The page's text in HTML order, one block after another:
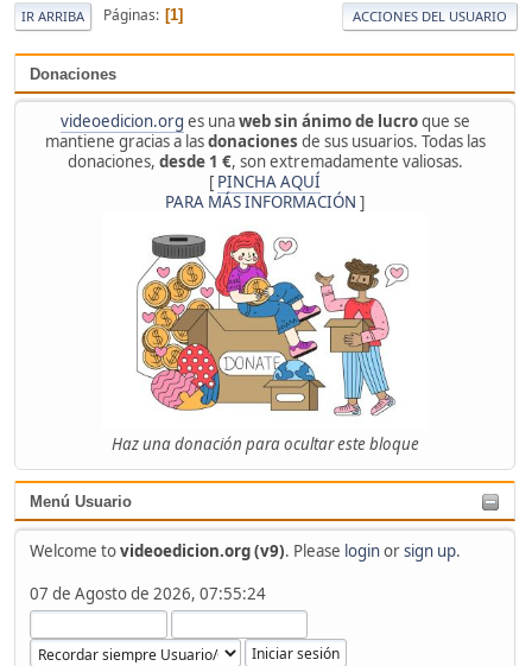
Donaciones
videoedicion.org es unaweb sin ánimo de lucroque se
mantiene gracias a lasdonaciones de sus usuarios. Todas las
donaciones, desde 1 €, son extremadamente valiosas.
[ PINCHA AQUÍ
PARA MÁS INFORMACIÓN ]
Haz una donación para ocultar este bloque
Menú Usuario
Welcome tovideoedicion.org (v9). Please loginorsign up.
07 de Agosto de 2026, 07:55:24
IR ARRIBA Páginas 1 ACCIONES DEL USUARIO